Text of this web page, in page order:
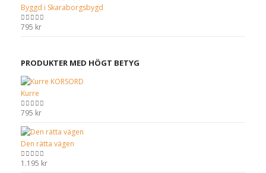
Byggd i Skaraborgsbygd
0out of 5
795 kr
PRODUKTER MED HÖGT BETYG
Kurre
0out of 5
795 kr
Den rätta vägen
0 out of 5
1.195 kr